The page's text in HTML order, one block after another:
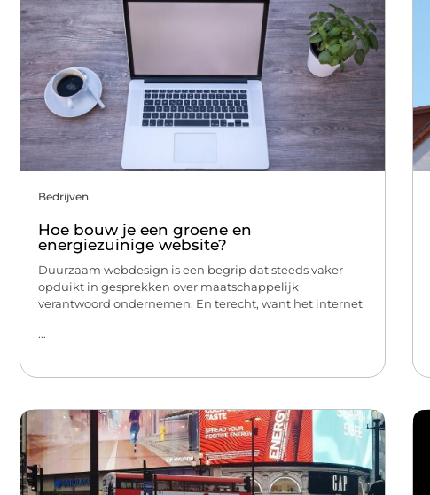
Bedrijven
Hoe bouw je een groene en
energiezuinige website?
Duurzaam webdesign is een begrip dat steeds vaker
opduikt in gesprekken over maatschappelijk
verantwoord ondernemen. En terecht, want het internet
...